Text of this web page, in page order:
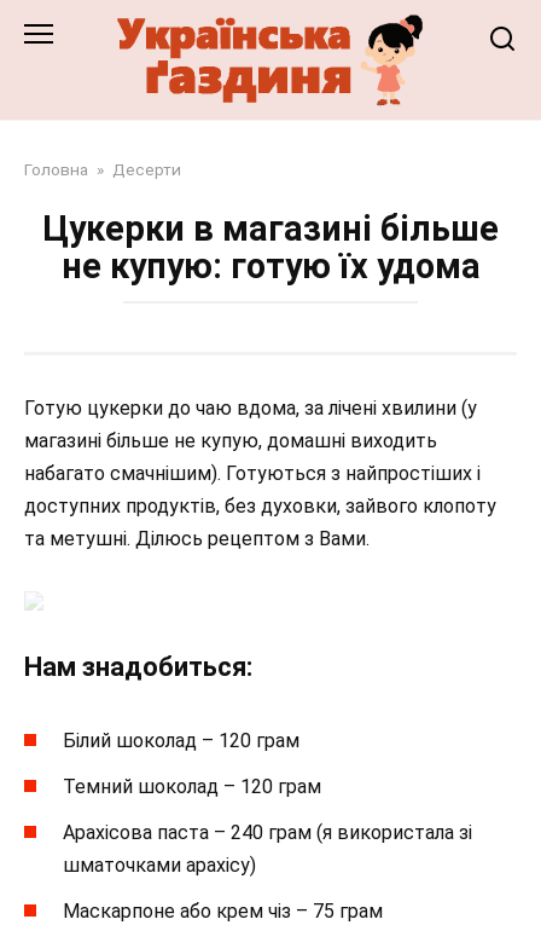
Головна » Десерти
Цукерки в магазині більше
не купую: готую їх удома
Готую цукерки до чаю вдома, за лічені хвилини (у
магазині більше не купую, домашні виходить
набагато смачнішим). Готуються з найпростіших і
доступних продуктів, без духовки, зайвого клопоту
та метушні. Ділюсь рецептом з Вами.
Нам знадобиться:
Білий шоколад – 120 грам
Темний шоколад – 120 грам
Арахісова паста – 240 грам (я використала зі
шматочками арахісу)
Маскарпоне або крем чіз – 75 грам